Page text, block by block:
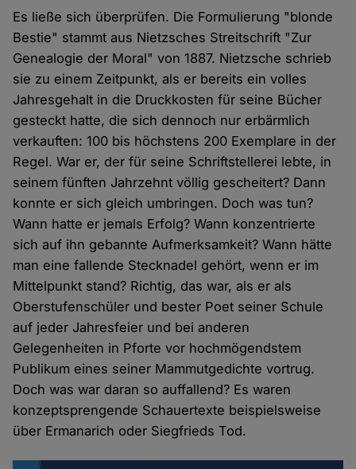
Es ließe sich überprüfen. Die Formulierung "blonde
Bestie" stammt aus Nietzsches Streitschrift "Zur
Genealogie der Moral" von 1887. Nietzsche schrieb
sie zu einem Zeitpunkt, als er bereits ein volles
Jahresgehalt in die Druckkosten für seine Bücher
gesteckt hatte, die sich dennoch nur erbärmlich
verkauften: 100 bis höchstens 200 Exemplare in der
Regel. War er, der für seine Schriftstellerei lebte, in
seinem fünften Jahrzehnt völlig gescheitert? Dann
konnte er sich gleich umbringen. Doch was tun?
Wann hatte er jemals Erfolg? Wann konzentrierte
sich auf ihn gebannte Aufmerksamkeit? Wann hätte
man eine fallende Stecknadel gehört, wenn er im
Mittelpunkt stand? Richtig, das war, als er als
Oberstufenschüler und bester Poet seiner Schule
auf jeder Jahresfeier und bei anderen
Gelegenheiten in Pforte vor hochmögendstem
Publikum eines seiner Mammutgedichte vortrug.
Doch was war daran so auffallend? Es waren
konzeptsprengende Schauertexte beispielsweise
über Ermanarich oder Siegfrieds Tod.